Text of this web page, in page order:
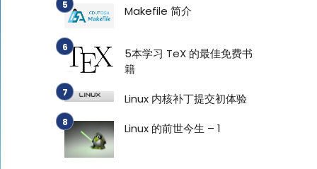
Makefile 简介
5本学习 TeX 的最佳免费书
籍
Linux 内核补丁提交初体验
Linux 的前世今生 – 1